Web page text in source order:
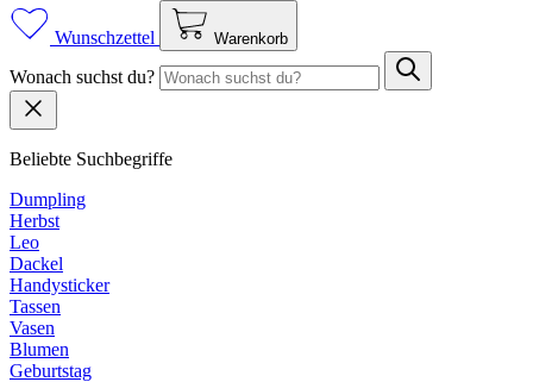
Wunschzettel Warenkorb
Wonach suchst du?
Beliebte Suchbegriffe
Dumpling
Herbst
Leo
Dackel
Handysticker
Tassen
Vasen
Blumen
Geburtstag